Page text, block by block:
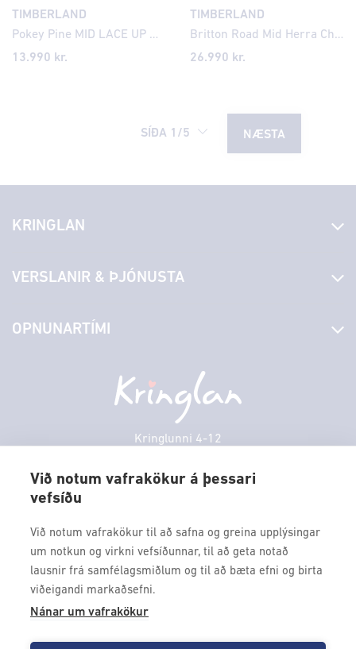
Við notum vafrakökur á þessari
vefsíðu
Við notum vafrakökur til að safna og greina upplýsingar
um notkun og virkni vefsíðunnar, til að geta notað
lausnir frá samfélagsmiðlum og til að bæta efni og birta
viðeigandi markaðsefni.
Nánar um vafrakökur
TIMBERLAND
Pokey Pine MID LACE UP WITH ZIP BOOT PINK NECTAR, PINK NECTAR - 21 - Medium
13.990 kr.
TIMBERLAND
Britton Road Mid Herra Chelsea Leðurskór
26.990 kr.
SÍÐA 1 /5 NÆSTA
Kringlunni 4-12
kringlan@kringlan.is
KRINGLAN
Laus störf
Hafðu samband
Persónuverndarstefna
VERSLANIR & ÞJÓNUSTA
Borgarbókasafn
Borgarleikhúsið
Ævintýraland
OPNUNARTÍMI
Fimmtudagur
VERTU MEÐ
Fáðu forskot á dagskrána okkar og sértilboð með því að skrá